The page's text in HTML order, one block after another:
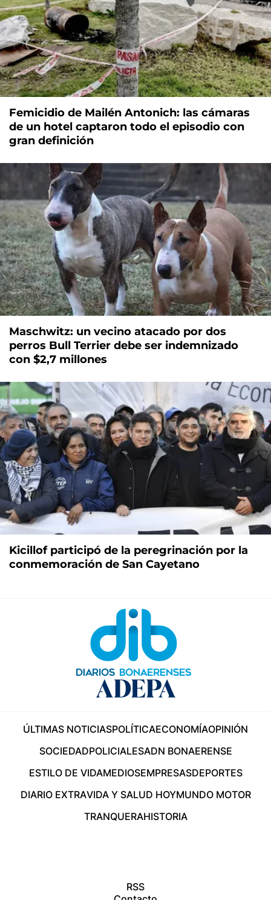
Femicidio de Mailén Antonich: las cámaras
de un hotel captaron todo el episodio con
gran definición
Maschwitz: un vecino atacado por dos
perros Bull Terrier debe ser indemnizado
con $2,7 millones
Kicillof participó de la peregrinación por la
conmemoración de San Cayetano
ÚLTIMAS NOTICIASPOLÍTICAECONOMÍAOPINIÓN
SOCIEDADPOLICIALESADN BONAERENSE
ESTILO DE VIDAMEDIOSEMPRESASDEPORTES
DIARIO EXTRAVIDA Y SALUD HOYMUNDO MOTOR
TRANQUERAHISTORIA
RSS